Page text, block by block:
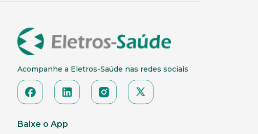
Acompanhe a Eletros-Saúde nas redes sociais
Baixe o App